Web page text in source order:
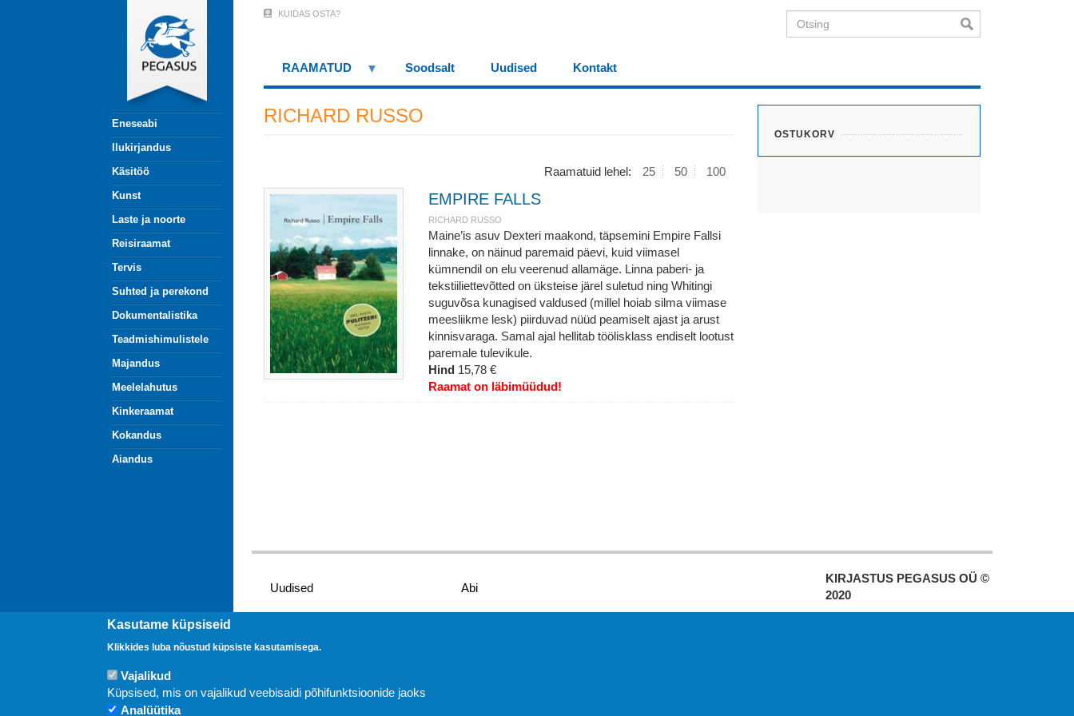
Eneseabi
Ilukirjandus
Käsitöö
Kunst
Laste ja noorte
Reisiraamat
Tervis
Suhted ja perekond
Dokumentalistika
Teadmishimulistele
Majandus
Meelelahutus
Kinkeraamat
Kokandus
Aiandus
Menu
(logged
KUIDAS OSTA? Otsing
RAAMATUD Soodsalt Uudised Kontakt
OSTUKORV
RICHARD RUSSO
Raamatuid lehel: 25 50 100
EMPIRE FALLS
RICHARD RUSSO
Maine’is asuv Dexteri maakond, täpsemini Empire Fallsi
linnake, on näinud paremaid päevi, kuid viimasel
kümnendil on elu veerenud allamäge. Linna paberi- ja
tekstiiliettevõtted on üksteise järel suletud ning Whitingi
suguvõsa kunagised valdused (millel hoiab silma viimase
meesliikme lesk) piirduvad nüüd peamiselt ajast ja arust
kinnisvaraga. Samal ajal hellitab töölisklass endiselt lootust
paremale tulevikule.
Hind 15,78 €
Raamat on läbimüüdud!
Uudised Abi
KIRJASTUS PEGASUS OÜ ©
2020
Kasutame küpsiseid
Klikkides luba nõustud küpsiste kasutamisega.
Vajalikud
Küpsised, mis on vajalikud veebisaidi põhifunktsioonide jaoks
Analüütika